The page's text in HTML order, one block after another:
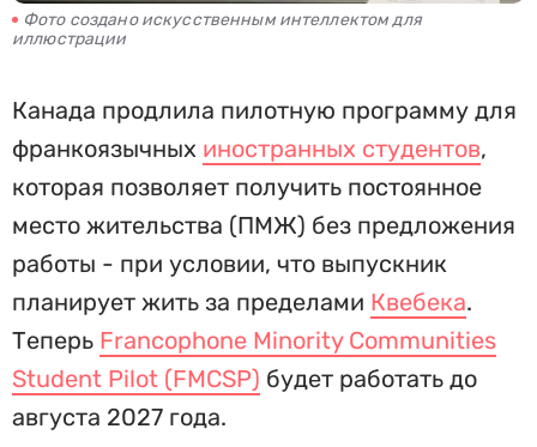
Фото создано искусственным интеллектом для
иллюстрации
Канада продлила пилотную программу для
франкоязычных иностранных студентов,
которая позволяет получить постоянное
место жительства (ПМЖ) без предложения
работы - при условии, что выпускник
планирует жить за пределами Квебека.
Теперь Francophone Minority Communities
Student Pilot (FMCSP) будет работать до
августа 2027 года.